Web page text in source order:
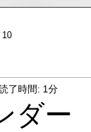
10
ダー
了時間: 1分